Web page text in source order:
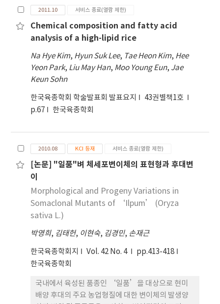
is based on the imformation of Simple
Sequence Repeat and easy to analyze using
PCR and has high reproducibility. For
analyzing QTLs associated with shattering,
we selected 219 SSR markers from 254 SSR
markers and used them for implementing
Mapmaker(Ver. 3.0) and Mapchart(Ver. 2.2).
between each markers and Mapchart is a
program for drawing Genetic map. This
2082.4 cM with 9.5 cM between makers in the
Kosambi function has been constructed using
the indica variety Chungchung and the
japonica variety Nagdong.
2011.10 서비스 종료(열람 제한)
Chemical composition and fatty acid
analysis of a high-lipid rice
Na Hye Kim, Hyun Suk Lee, Tae Heon Kim, Hee
Yeon Park, Liu May Han, Moo Young Eun, Jae
Keun Sohn
한국육종학회 학술발표회 발표요지
43권별책1호
p.67
한국육종학회
2010.08 KCI 등재 서비스 종료(열람 제한)
[논문] "일품"벼 체세포변이체의 표현형과 후대변
이
Morphological and Progeny Variations in
Somaclonal Mutants of ‘Ilpum’ (Oryza
sativa L.)
박영희, 김태헌, 이현숙, 김경민, 손재근
한국육종학회지 Vol. 42 No. 4
pp.413-418
한국육종학회
국내에서 육성된 품종인 ‘일품’을 대상으로 현미
배양 후대의 주요 농업형질에 대한 변이체의 발생양